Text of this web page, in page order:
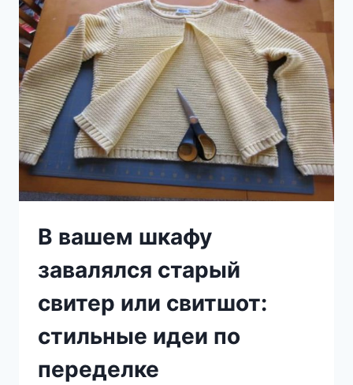
УДИВЯТ
ДАЖЕ
ЗАЯДЛЫХ
ДАЧНИКОВ…
В вашем шкафу
завалялся старый
свитер или свитшот:
стильные идеи по
переделке